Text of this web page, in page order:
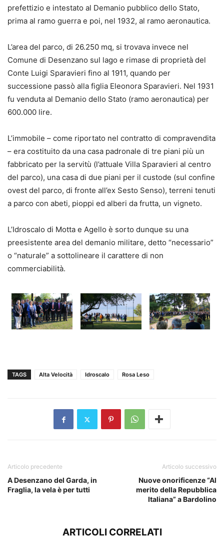
prefettizio e intestato al Demanio pubblico dello Stato,
prima al ramo guerra e poi, nel 1932, al ramo aeronautica.
L’area del parco, di 26.250 mq, si trovava invece nel
Comune di Desenzano sul lago e rimase di proprietà del
Conte Luigi Sparavieri fino al 1911, quando per
successione passò alla figlia Eleonora Sparavieri. Nel 1931
fu venduta al Demanio dello Stato (ramo aeronautica) per
600.000 lire.
L’immobile – come riportato nel contratto di compravendita
– era costituito da una casa padronale di tre piani più un
fabbricato per la servitù (l’attuale Villa Sparavieri al centro
del parco), una casa di due piani per il custode (sul confine
ovest del parco, di fronte all’ex Sesto Senso), terreni tenuti
a parco con abeti, pioppi ed alberi da frutta, un vigneto.
L’Idroscalo di Motta e Agello è sorto dunque su una
preesistente area del demanio militare, detto “necessario”
o “naturale” a sottolineare il carattere di non
commerciabilità.
TAGS Alta Velocità Idroscalo Rosa Leso
Articolo precedente
A Desenzano del Garda, in
Fraglia, la vela è per tutti
Articolo successivo
Nuove onorificenze “Al
merito della Repubblica
Italiana” a Bardolino
ARTICOLI CORRELATI